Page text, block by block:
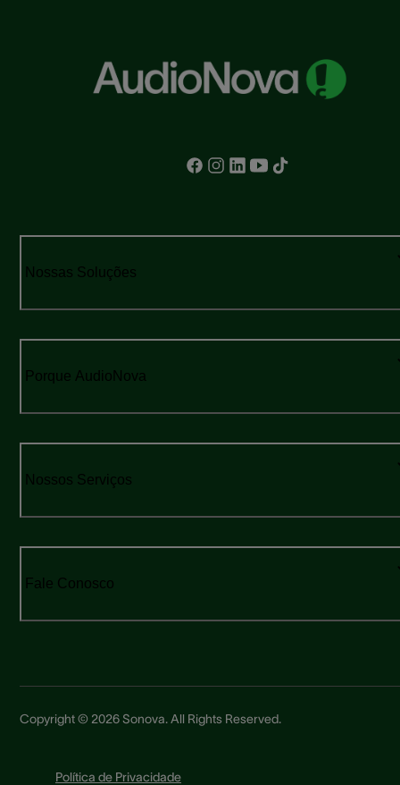
Nossas Soluções
Porque AudioNova
Nossos Serviços
Fale Conosco
Copyright © 2026 Sonova. All Rights Reserved.
Política de Privacidade